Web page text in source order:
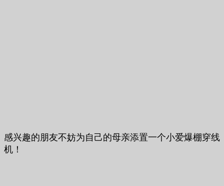
感兴趣的朋友不妨为自己的母亲添置一个小爱爆棚穿线
机！